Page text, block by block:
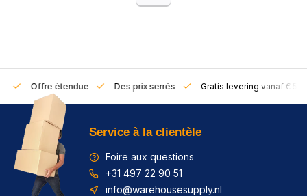
Offre étendue Des prix serrés Gratis levering vanaf €
Service à la clientèle
Foire aux questions
+31 497 22 90 51
info@warehousesupply.nl